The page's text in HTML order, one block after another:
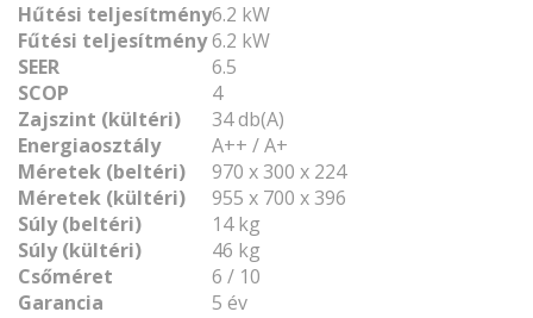
Hűtési teljesítmény6.2 kW
Fűtési teljesítmény6.2 kW
SEER
6.5
SCOP
4
Zajszint (kültéri)
34 db(A)
Energiaosztály
A++ / A+
Méretek (beltéri)
970 x 300 x 224
Méretek (kültéri)
955 x 700 x 396
Súly (beltéri)
14 kg
Súly (kültéri)
46 kg
Csőméret
6 / 10
Garancia
5 év